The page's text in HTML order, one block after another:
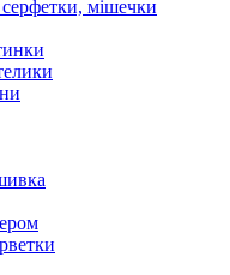
мішечки